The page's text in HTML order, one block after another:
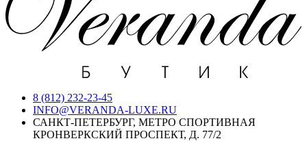
8 (812) 232-23-45
INFO@VERANDA-LUXE.RU
САНКТ-ПЕТЕРБУРГ, МЕТРО СПОРТИВНАЯ
КРОНВЕРКСКИЙ ПРОСПЕКТ, Д. 77/2